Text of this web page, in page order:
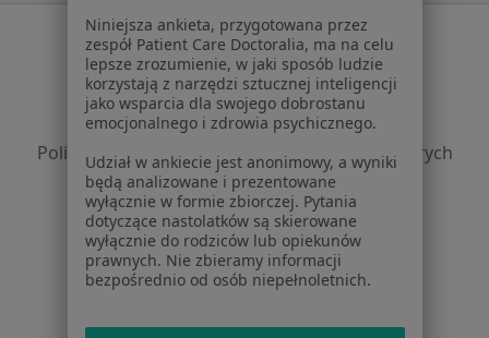
Serwis
Regulamin
Polityka prywatności pacjentów
Polityka prywatności profesjonalistów
Polityka prywatności dla profesjonalistów, których
dane pozyskaliśmy samodzielnie
Polityka cookies
Jak działają wyniki wyszukiwania
Dostępność
O nas
Niniejsza ankieta, przygotowana przez
zespół Patient Care Doctoralia, ma na celu
lepsze zrozumienie, w jaki sposób ludzie
korzystają z narzędzi sztucznej inteligencji
jako wsparcia dla swojego dobrostanu
emocjonalnego i zdrowia psychicznego.
Udział w ankiecie jest anonimowy, a wyniki
będą analizowane i prezentowane
wyłącznie w formie zbiorczej. Pytania
dotyczące nastolatków są skierowane
wyłącznie do rodziców lub opiekunów
prawnych. Nie zbieramy informacji
bezpośrednio od osób niepełnoletnich.